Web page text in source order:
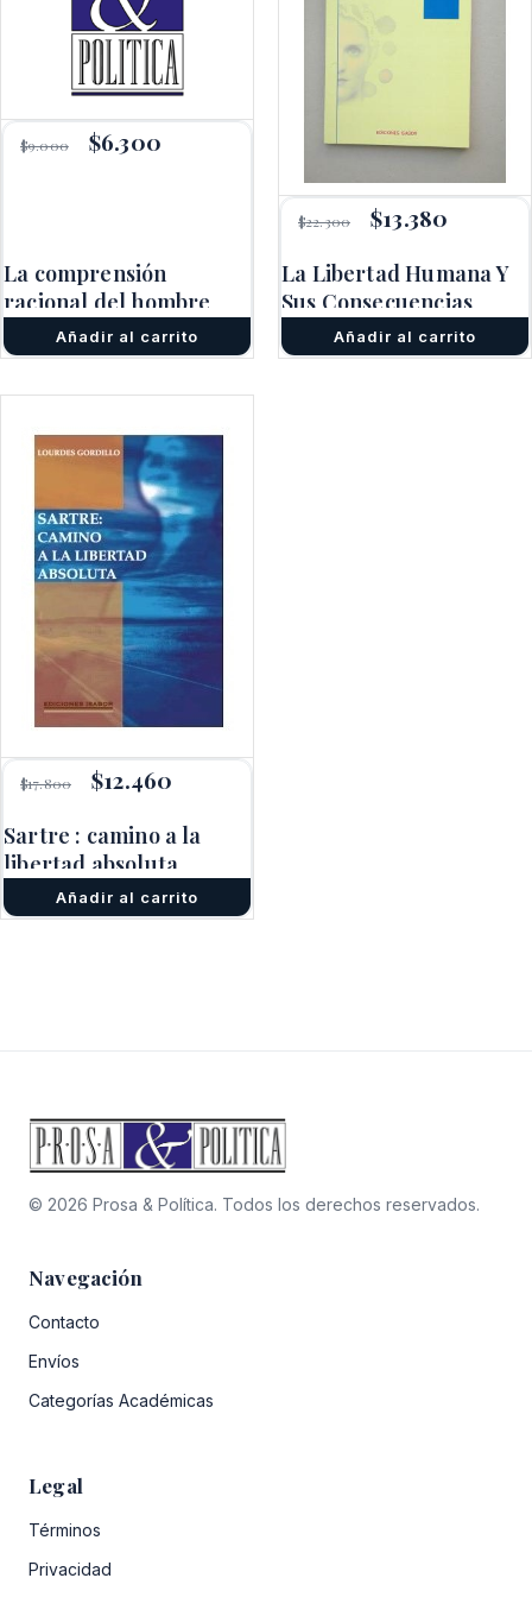
$9.000
El
precio
$6.300
La comprensión
racional del hombre
Añadir al carrito
$22.300
El
precio
era:
$22.300.
$13.380
es:
$13.380.
La Libertad Humana Y
Sus Consecuencias
Añadir al carrito
$17.800
El
precio
era:
$17.800.
$12.460
es:
$12.460.
Sartre : camino a la
libertad absoluta
Añadir al carrito
© 2026 Prosa & Política. Todos los derechos reservados.
Navegación
Contacto
Envíos
Categorías Académicas
Legal
Términos
Privacidad